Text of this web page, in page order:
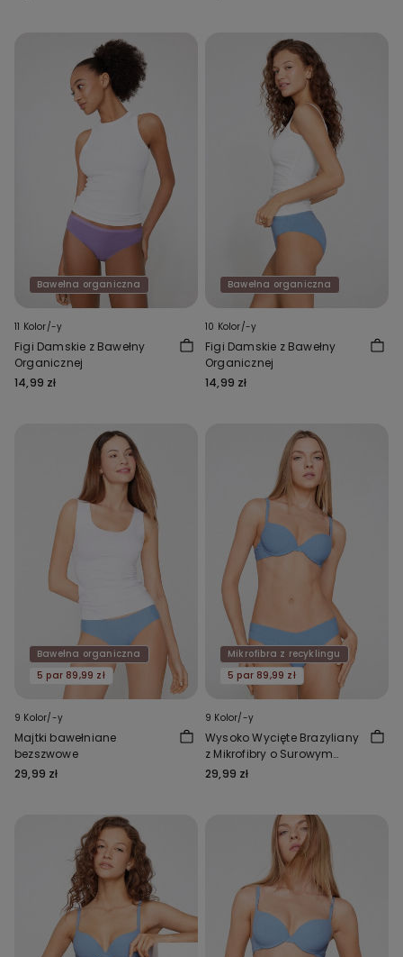
Bawełna organiczna
11 Kolor/-y
Figi Damskie z Bawełny
Organicznej
14,99 zł
Bawełna organiczna
10 Kolor/-y
Figi Damskie z Bawełny
Organicznej
14,99 zł
Bawełna organiczna
5 par 89,99 zł
9 Kolor/-y
Majtki bawełniane
bezszwowe
29,99 zł
Mikrofibra z recyklingu
5 par 89,99 zł
9 Kolor/-y
Wysoko Wycięte Brazyliany
z Mikrofibry o Surowym
Wykończeniu
29,99 zł